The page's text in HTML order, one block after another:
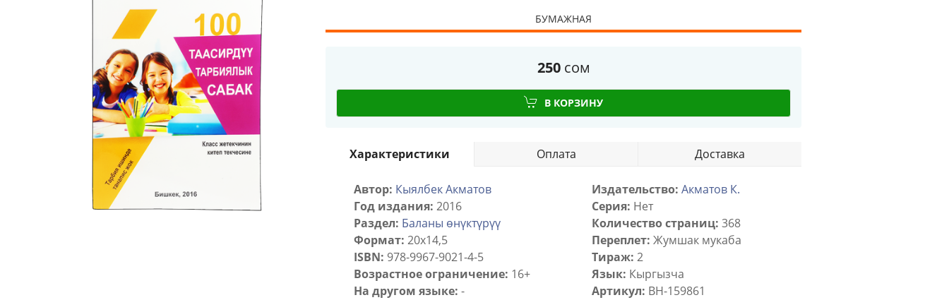
БУМАЖНАЯ
250 сом
В КОРЗИНУ
Характеристики Оплата Доставка
Автор: Кыялбек Акматов Издательство: Акматов К.
Год издания: 2016 Серия: Нет
Раздел: Баланы өнүктүрүү Количество страниц: 368
Формат: 20х14,5 Переплет: Жумшак мукаба
ISBN: 978-9967-9021-4-5 Тираж: 2
Возрастное ограничение: 16+ Язык: Кыргызча
На другом языке: - Артикул: BH-159861